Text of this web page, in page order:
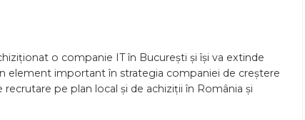
o companie IT în București și își va extinde
element important în strategia companiei de creștere
pe plan local și de achiziții în România și